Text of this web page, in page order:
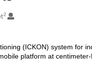
2
(ICKON) system for
platform at